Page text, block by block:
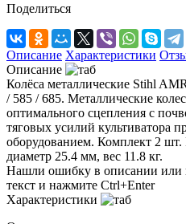
Поделиться
Описание Характеристики
Описание
Колёса металлические Stihl
/ 585 / 685. Металлические
оптимального сцепления с
тяговых усилий культиватора
оборудованием. Комплект 2 шт.
диаметр 25.4 мм, вес 11.8 кг.
Нашли ошибку в описании или
текст и нажмите Ctrl+Enter
Характеристики